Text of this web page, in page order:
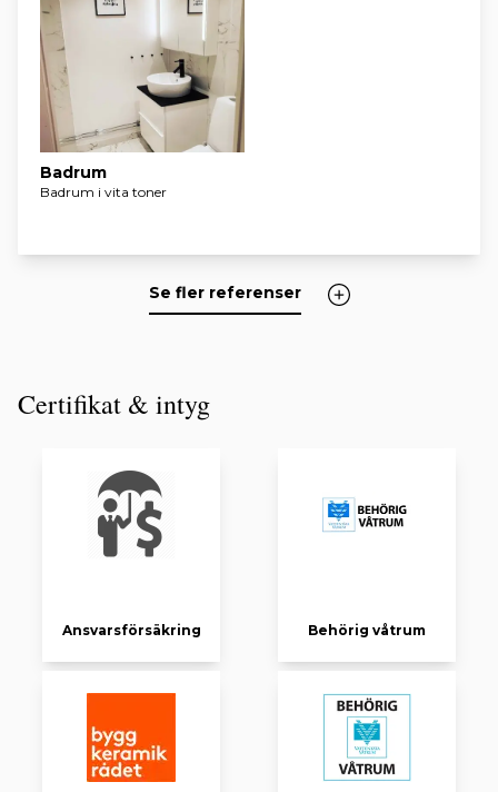
Badrum
Badrum i vita toner
Se fler referenser
Certifikat & intyg
Ansvarsförsäkring Behörig våtrum